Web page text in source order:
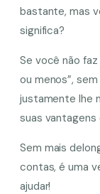
bastante, mas
significa?
Se você não
ou menos”,
justamente lhe
suas
Sem mais
contas, é uma
ajudar!